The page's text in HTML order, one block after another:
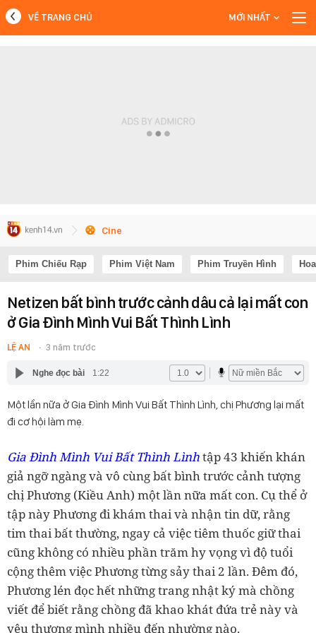
VỀ TRANG CHỦ MỚI NHẤT
Cine
Phim Chiếu Rạp Phim Việt Nam Phim Truyền Hình
Netizen bất bình trước cảnh dâu cả lại mất con
ở Gia Đình Mình Vui Bất Thình Lình
LỆ AN 3 năm trước
Nghe đọc bài 1:22
Một lần nữa ở Gia Đình Mình Vui Bất Thình Lình, chị Phương lại mất
đi cơ hội làm mẹ.
Gia Đình Mình Vui Bất Thình Lìnhtập 43 khiến khán
giả ngỡ ngàng và vô cùng bất bình trước cảnh tượng
chị Phương (Kiều Anh) một lần nữa mất con. Cụ thể ở
tập này Phương đi khám thai và nhận tin dữ, rằng
tim thai bất thường, ngay cả việc tiêm thuốc giữ thai
cũng không có nhiều phần trăm hy vọng vì độ tuổi
cộng thêm việc Phương từng sảy thai 2 lần. Đêm đó,
Phương lén đọc hết những trang nhật ký mà chồng
viết để biết rằng chồng đã khao khát đứa trẻ này và
yêu thương mình nhiều đến nhường nào.